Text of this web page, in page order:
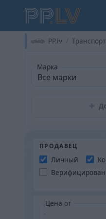
PP.lv
Марка
ПРОДАВЕЦ
Личный
Цена от